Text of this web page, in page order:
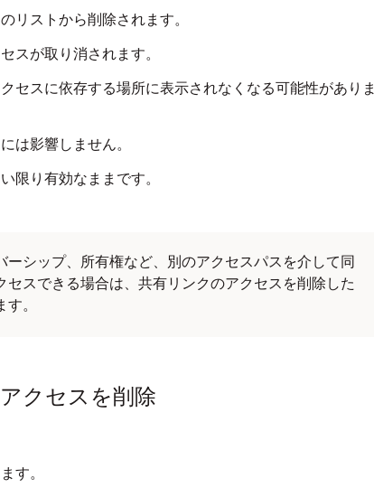
のリストから削除されます。
スが取り消されます。
セスに依存する場所に表示されなくなる可能性がありま
は影響しません。
限り有効なままです。
ーシップ、所有権など、別のアクセスパスを介して同
セスできる場合は、共有リンクのアクセスを削除した
。
クセスを削除
す。